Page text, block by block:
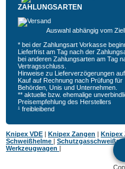
ZAHLUNGSARTEN
Auswahl abhängig vom
* bei der Zahlungsart Vorkasse
Lieferfrist am Tag nach der
bei anderen Zahlungsarten am Tag
Vertragsschluss.
Hinweise zu Lieferverzögerungen
Kauf auf Rechnung nach Prüfung für
Behörden, Unis und Unternehmen.
** aktuelle bzw. ehemalige
Preisempfehlung des Herstellers
¹ freibleibend
Knipex VDE | Knipex Zangen | Knipex
Schweißhelme |
Werkzeugwagen |